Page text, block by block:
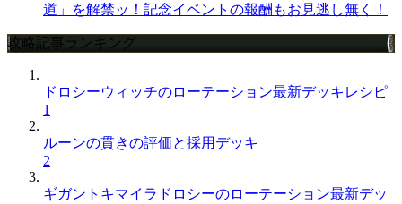
道」を解禁ッ！記念イベントの報酬もお見逃し無く！
攻略記事ランキング
ドロシーウィッチのローテーション最新デッキレシピ
1
ルーンの貫きの評価と採用デッキ
2
ギガントキマイラドロシーのローテーション最新デッ